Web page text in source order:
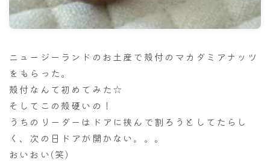
ニュージーランドのお土産で殻付のマカダミアナッツ
をもらった。
殻付なんて初めてみた☆
そしてこの殻硬いの！
うちのリーダーはドアに挟んで割ろうとしてたらし
く、次の日ドアが開かない。。。
おいおい(笑)